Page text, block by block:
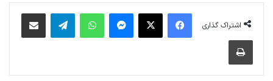
اشتراک گذاری
فیس بوک X پیام رسان واتس آپ تلگرام اشتراک گذاری از طریق ایمیل
چاپ